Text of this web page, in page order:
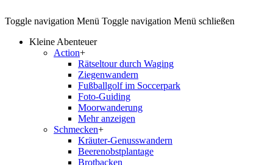
Toggle navigation Menü Toggle navigation Menü schließen
Kleine Abenteuer
Action+
Rätseltour durch Waging
Ziegenwandern
Fußballgolf im Soccerpark
Foto-Guiding
Moorwanderung
Mehr anzeigen
Schmecken+
Kräuter-Genusswandern
Beerenobstplantage
Brotbacken